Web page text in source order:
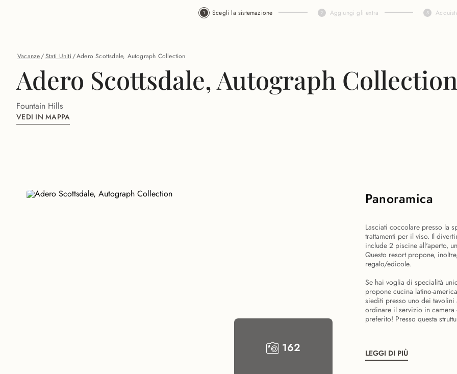
Scegli la sistemazione Aggiungi gli extra
Vacanze/Stati Uniti/Adero Scottsdale, Autograph Collection
Adero Scottsdale, Autograph Collection
Fountain Hills
VEDI IN MAPPA
162
Panoramica
Lasciati coccolare presso la
trattamenti per il viso. Il
include 2 piscine all'aperto,
Questo resort propone,
regalo/edicole.
Se hai voglia di specialità
propone cucina latino-
siediti presso uno dei
ordinare il servizio in
preferito! Presso questa
LEGGI DI PIÙ